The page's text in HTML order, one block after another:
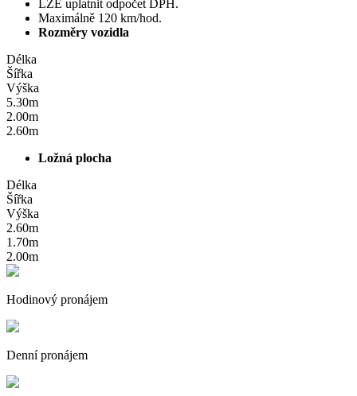
LZE uplatnit odpočet DPH.
Maximálně 120 km/hod.
Rozměry vozidla
Délka
Šířka
Výška
5.30m
2.00m
2.60m
Ložná plocha
Délka
Šířka
Výška
2.60m
1.70m
2.00m
Hodinový pronájem
Denní pronájem